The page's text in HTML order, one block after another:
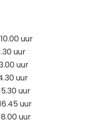
uur
uur
uur
uur
uur
uur
uur